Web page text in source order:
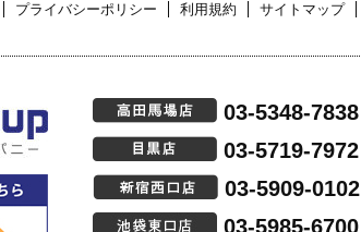
プライバシーポリシー 利用規約 サイトマップ
03-5348-7838
03-5719-7972
03-5909-0102
03-5985-6700